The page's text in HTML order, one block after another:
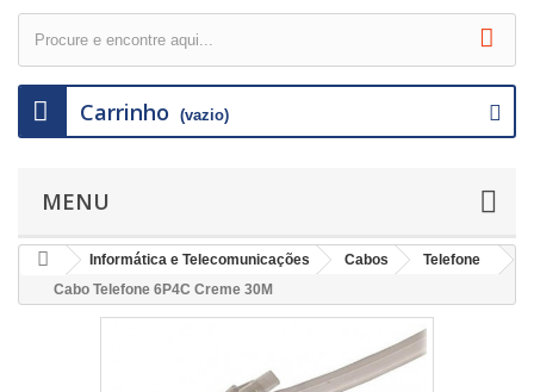
Carrinho (vazio)
MENU
Informática e Telecomunicações Cabos
Telefone
Cabo Telefone 6P4C Creme 30M